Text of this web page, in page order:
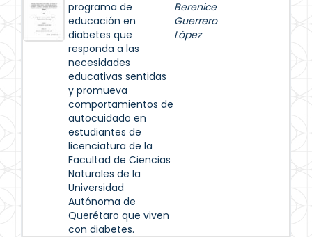
programa de
educación en
diabetes que
responda a las
necesidades
educativas sentidas
y promueva
comportamientos de
autocuidado en
estudiantes de
licenciatura de la
Facultad de Ciencias
Naturales de la
Universidad
Autónoma de
Querétaro que viven
con diabetes.
Berenice
Guerrero
López